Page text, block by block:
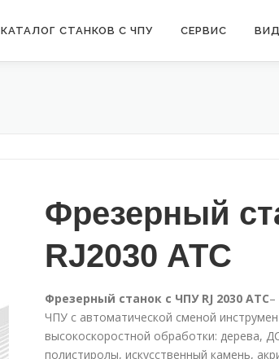
КАТАЛОГ СТАНКОВ С ЧПУ СЕРВИС
Фрезерный
RJ2030 АТС
Фрезерный станок с ЧПУ RJ 2030 АТС
ЧПУ с автоматической сменой
высокоскоростной обработки:
полистиролы, искусственный камень,